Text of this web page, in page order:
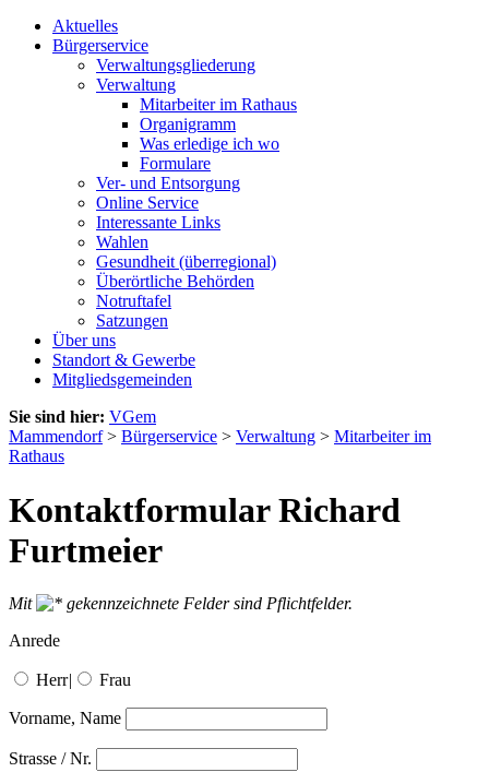
Aktuelles
Bürgerservice
Verwaltungsgliederung
Verwaltung
Mitarbeiter im Rathaus
Organigramm
Was erledige ich wo
Formulare
Ver- und Entsorgung
Online Service
Interessante Links
Wahlen
Gesundheit (überregional)
Überörtliche Behörden
Notruftafel
Satzungen
Über uns
Standort & Gewerbe
Mitgliedsgemeinden
Sie sind hier: VGem
Mammendorf> Bürgerservice > Verwaltung > Mitarbeiter im
Rathaus
Kontaktformular Richard
Furtmeier
Mit
gekennzeichnete Felder sind Pflichtfelder.
Anrede
Herr| Frau
Vorname, Name
Strasse / Nr.